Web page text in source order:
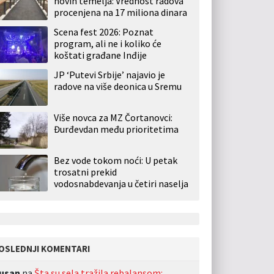
procenjena na 17 miliona dinara
Scena fest 2026: Poznat
program, ali ne i koliko će
koštati građane Inđije
JP ‘Putevi Srbije’ najavio je
radove na više deonica u Sremu
Više novca za MZ Čortanovci:
Đurđevdan među prioritetima
Bez vode tokom noći: U petak
trosatni prekid
vodosnabdevanja u četiri naselja
KOMENTARI